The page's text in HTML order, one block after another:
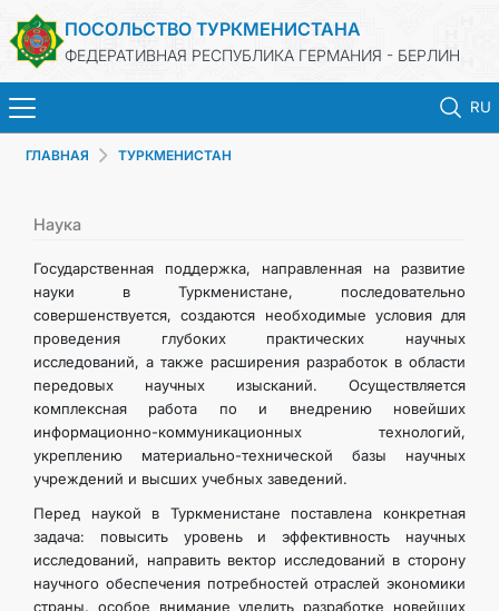
ПОСОЛЬСТВО ТУРКМЕНИСТАНА
ФЕДЕРАТИВНАЯ РЕСПУБЛИКА ГЕРМАНИЯ - БЕРЛИН
RU
ГЛАВНАЯ
МИД ТУРКМЕНИСТАНА
ТУРКМЕНИСТАН
КОНСУЛЬСКИЙ ОТДЕЛ
ИНВЕСТИЦИИ В ТУРКМЕНИСТАН
КОНТАКТНЫЕ ДАННЫЕ
ГЛАВНАЯ ТУРКМЕНИСТАН
Наука
Государственная поддержка, направленная на развитие
науки в Туркменистане, последовательно
совершенствуется, создаются необходимые условия для
проведения глубоких практических научных
исследований, а также расширения разработок в области
передовых научных изысканий. Осуществляется
комплексная работа по и внедрению новейших
информационно-коммуникационных технологий,
укреплению материально-технической базы научных
учреждений и высших учебных заведений.
Перед наукой в Туркменистане поставлена конкретная
задача: повысить уровень и эффективность научных
исследований, направить вектор исследований в сторону
научного обеспечения потребностей отраслей экономики
страны, особое внимание уделить разработке новейших